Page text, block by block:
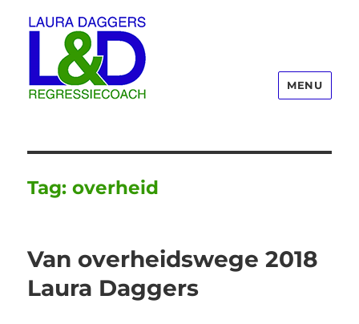
MENU
Tag:overheid
Van overheidswege 2018
Laura Daggers